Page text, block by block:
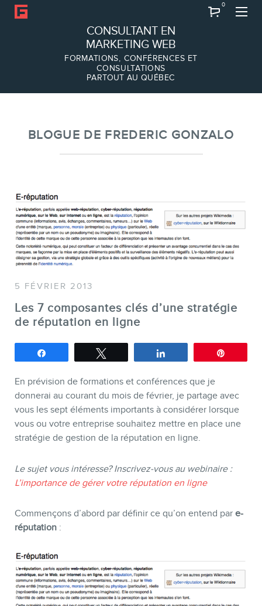
CONSULTANT EN
MARKETING WEB
FORMATIONS, CONFÉRENCES ET
CONSULTATIONS
PARTOUT AU QUÉBEC
0
À PROPOS
Équipe
SERVICES
Conférences
Formations marketing de
groupe
Consultations
Ebooks
BLOGUE DE FREDERIC GONZALO
5 FÉVRIER 2013
Les 7 composantes clés d’une stratégie
de réputation en ligne
En prévision de formations et conférences que je
donnerai au courant du mois de février, je partage avec
vous les sept éléments importants à considérer lorsque
vous ou votre entreprise souhaitez mettre en place une
stratégie de gestion de la réputation en ligne.
Le sujet vous intéresse? Inscrivez-vous au webinaire :
L’importance de gérer votre réputation en ligne
Commençons d’abord par définir ce qu’on entend par e-
réputation :